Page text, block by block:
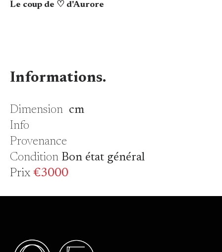
Le coup de ♡ d'Aurore
Informations.
Dimensioncm
Info
Provenance
Condition Bon état général
Prix€3000